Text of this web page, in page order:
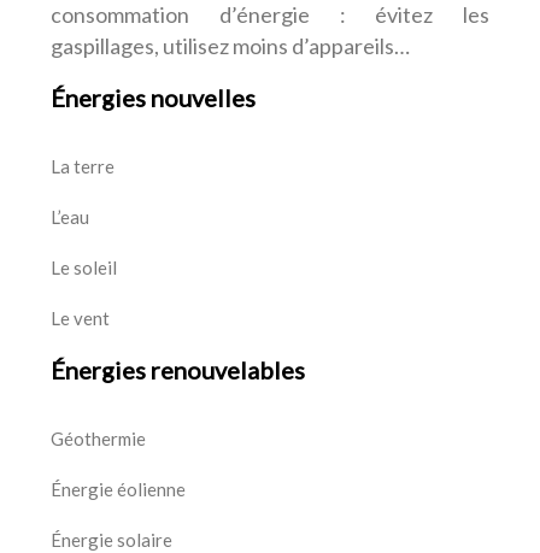
consommation d’énergie : évitez les
gaspillages, utilisez moins d’appareils…
Énergies nouvelles
La terre
L’eau
Le soleil
Le vent
Énergies renouvelables
Géothermie
Énergie éolienne
Énergie solaire